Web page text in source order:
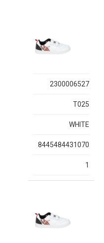
2300006527
T025
WHITE
8445484431070
1